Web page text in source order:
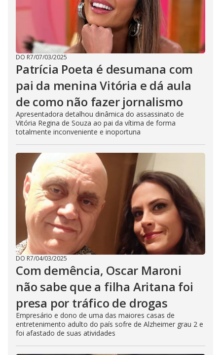
DO R7/07/03/2025
Patrícia Poeta é desumana com
pai da menina Vitória e dá aula
de como não fazer jornalismo
Apresentadora detalhou dinâmica do assassinato de
Vitória Regina de Souza ao pai da vítima de forma
totalmente inconveniente e inoportuna
DO R7/04/03/2025
Com demência, Oscar Maroni
não sabe que a filha Aritana foi
presa por tráfico de drogas
Empresário e dono de uma das maiores casas de
entretenimento adulto do país sofre de Alzheimer grau 2 e
foi afastado de suas atividades